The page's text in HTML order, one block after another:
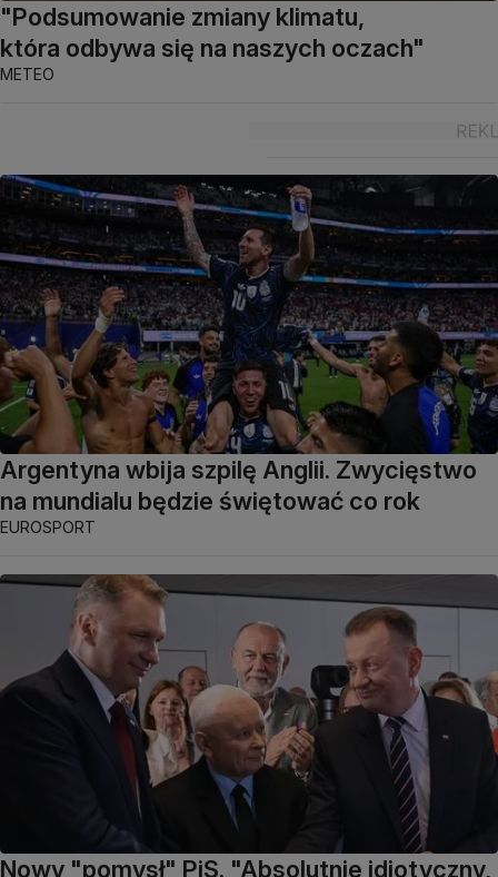
"Podsumowanie zmiany klimatu,
która odbywa się na naszych oczach"
METEO
Argentyna wbija szpilę Anglii. Zwycięstwo
na mundialu będzie świętować co rok
EUROSPORT
Nowy "pomysł" PiS. "Absolutnie idiotyczny,